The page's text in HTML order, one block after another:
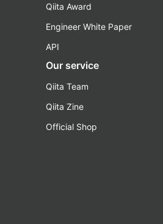
Qiita Award
Engineer White Paper
API
Our service
Qiita Team
Qiita Zine
Official Shop